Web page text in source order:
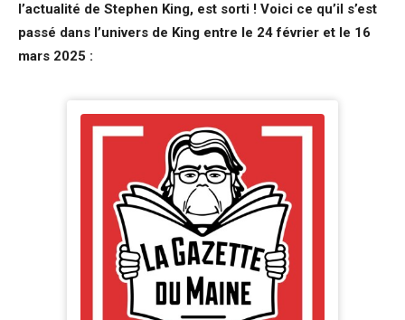
l’actualité de Stephen King, est sorti ! Voici ce qu’il s’est
passé dans l’univers de King entre le 24 février et le 16
mars 2025 :